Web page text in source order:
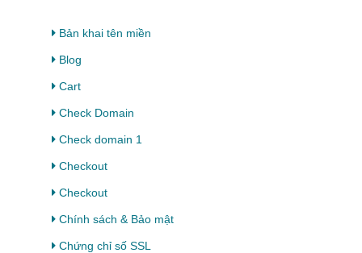
Bản khai tên miền
Blog
Cart
Check Domain
Check domain 1
Checkout
Checkout
Chính sách & Bảo mật
Chứng chỉ số SSL